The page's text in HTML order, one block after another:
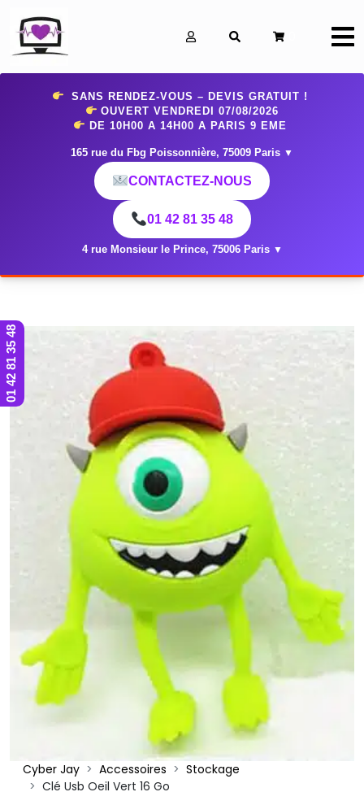
SANS RENDEZ-VOUS – DEVIS GRATUIT !
OUVERT VENDREDI 07/08/2026
DE 10H00 A 14H00 A PARIS 9 EME
165 rue du Fbg Poissonnière, 75009 Paris ▼
CONTACTEZ-NOUS
01 42 81 35 48
4 rue Monsieur le Prince, 75006 Paris ▼
Cyber Jay Accessoires
Stockage
Clé Usb Oeil Vert 16 Go
01 42 81 35 48